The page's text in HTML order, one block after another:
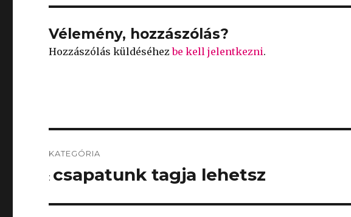
Vélemény, hozzászólás?
Hozzászólás küldéséhezbe kell jelentkezni.
navigáció
KATEGÓRIA
: csapatunk tagja lehetsz